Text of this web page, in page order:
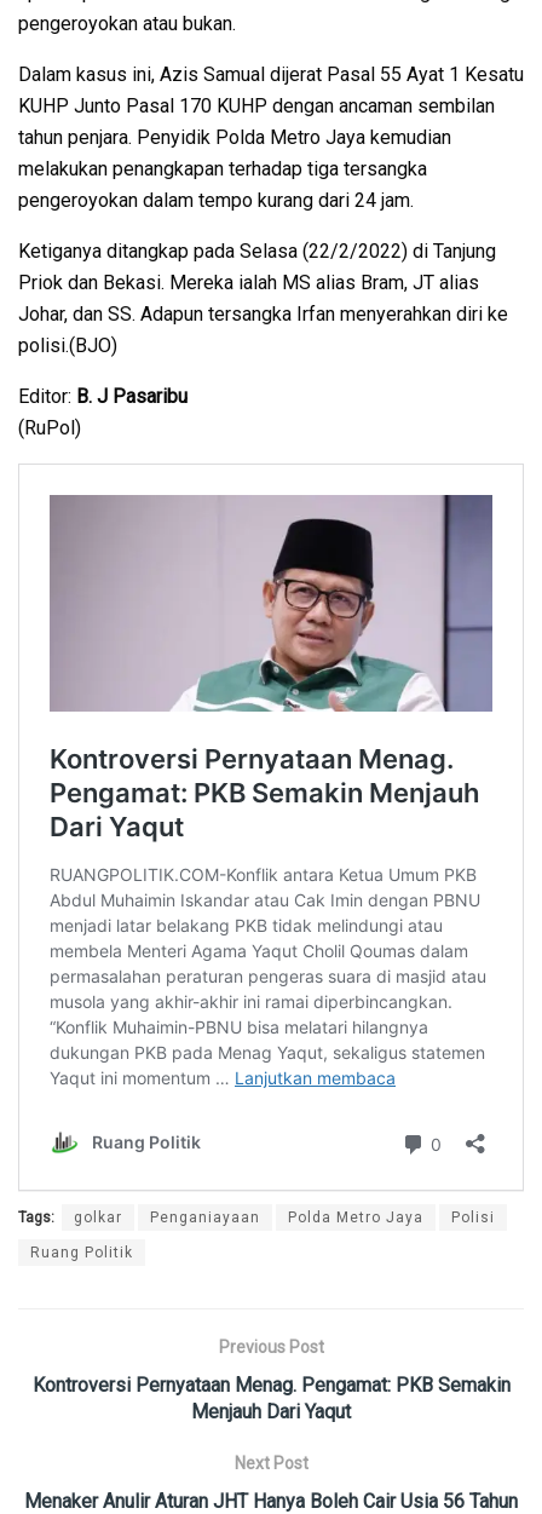
pengeroyokan atau bukan.
Dalam kasus ini, Azis Samual dijerat Pasal 55 Ayat 1 Kesatu
KUHP Junto Pasal 170 KUHP dengan ancaman sembilan
tahun penjara. Penyidik Polda Metro Jaya kemudian
melakukan penangkapan terhadap tiga tersangka
pengeroyokan dalam tempo kurang dari 24 jam.
Ketiganya ditangkap pada Selasa (22/2/2022) di Tanjung
Priok dan Bekasi. Mereka ialah MS alias Bram, JT alias
Johar, dan SS. Adapun tersangka Irfan menyerahkan diri ke
polisi.(BJO)
Editor: B. J Pasaribu
(RuPol)
Tags: golkar Penganiayaan Polda Metro Jaya Polisi
Ruang Politik
Previous Post
Kontroversi Pernyataan Menag. Pengamat: PKB Semakin
Menjauh Dari Yaqut
Next Post
Menaker Anulir Aturan JHT Hanya Boleh Cair Usia 56 Tahun